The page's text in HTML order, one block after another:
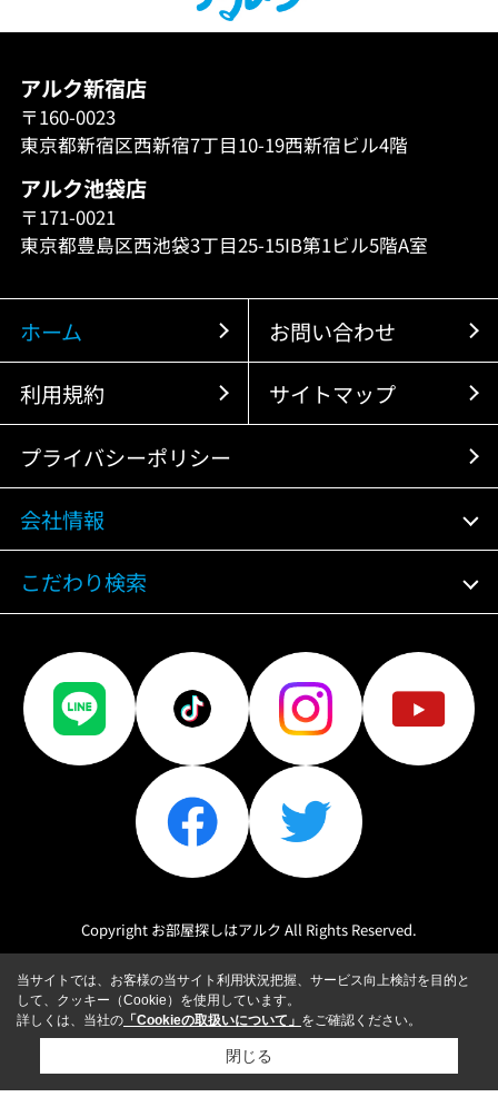
アルク新宿店
〒160-0023
東京都新宿区西新宿7丁目10-19西新宿ビル4階
アルク池袋店
〒171-0021
東京都豊島区西池袋3丁目25-15IB第1ビル5階A室
ホーム お問い合わせ
利用規約 サイトマップ
プライバシーポリシー
会社情報
こだわり検索
Copyright お部屋探しはアルク All Rights Reserved.
当サイトでは、お客様の当サイト利用状況把握、サービス向上検討を目的と
して、クッキー（Cookie）を使用しています。
詳しくは、当社の 「Cookieの取扱いについて」 をご確認ください。
閉じる